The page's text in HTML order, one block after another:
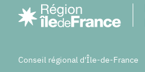
Conseil régional d'Île-de-France